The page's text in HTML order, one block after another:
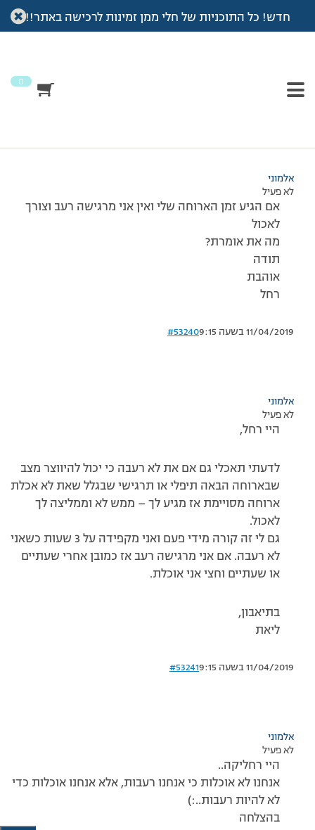
חדש! כל התוכניות של חלי ממן זמינות לרכישה באתר!!
0
עמוד הבית >דיונים>פורום >איה יקרה
מוצגות 4 תגובות – 1 עד 4 (מתוך 4 סה״כ)
אלמוני
לא פעיל
אם הגיע זמן הארוחה שלי ואין אני מרגישה רעב וצורך
לאכול
מה את אומרת?
תודה
אוהבת
רחל
11/04/2019 בשעה 9:15 #53240
אלמוני
לא פעיל
היי רחל,
לדעתי תאכלי גם אם את לא רעבה כי יכול להיווצר מצב
שבארוחה הבאה תיפלי או תרגישי שבגלל שאת לא אכלת
ארוחה מסויימת אז מגיע לך – ממש לא וממליצה לך
לאכול.
גם לי זה קורה מידי פעם ואני מקפידה על 3 שעות כשאני
לא רעבה. אם אני מרגישה רעב אז כמובן אחרי שעתיים
או שעתיים וחצי אני אוכלת.
בתיאבון,
ליאת
11/04/2019 בשעה 9:15 #53241
אלמוני
לא פעיל
היי רחליקה..
אנחנו לא אוכלות כי אנחנו רעבות, אלא אנחנו אוכלות כדי
לא להיות רעבות..:)
בהצלחה